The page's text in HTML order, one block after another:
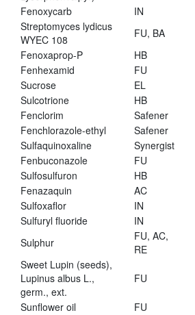
Fenoxycarb IN
Streptomyces lydicus
WYEC 108
FU, BA
Fenoxaprop-P
HB
Fenhexamid
FU
Sucrose
EL
Sulcotrione
HB
Fenclorim
Safener
Fenchlorazole-ethyl
Safener
Sulfaquinoxaline
Synergist
Fenbuconazole
FU
Sulfosulfuron
HB
Fenazaquin
AC
Sulfoxaflor
IN
Sulfuryl fluoride
IN
Sulphur
FU, AC,
RE
Sweet Lupin (seeds),
Lupinus albus L.,
germ., ext.
FU
Sunflower oil FU